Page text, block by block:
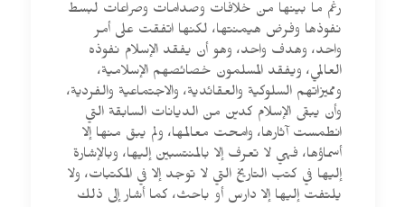
رغم ما بينها من خلافات وصدامات وصراعات لبسط
نفوذها وفرض هيمنتها، لكنها اتفقت على أمر
واحد، وهدف واحد، وهو أن يفقد الإسلام نفوذه
العالمي، ويفقد المسلمون خصائصهم الإسلامية،
ومميزاتهم السلوكية والعقائدية، والاجتماعية والفردية،
وأن يبقى الإسلام كدين من الديانات السابقة التي
انطمست آثارها، وامحت معالمها، ولم يبق منها إلا
أسماؤها، فهي لا تعرف إلا بالمنتسبين إليها، وبالإشارة
إليها في كتب التاريخ التي لا توجد إلا في المكتبات، ولا
يلتفت إليها إلا دارس أو باحث، كما أشار إلى ذلك